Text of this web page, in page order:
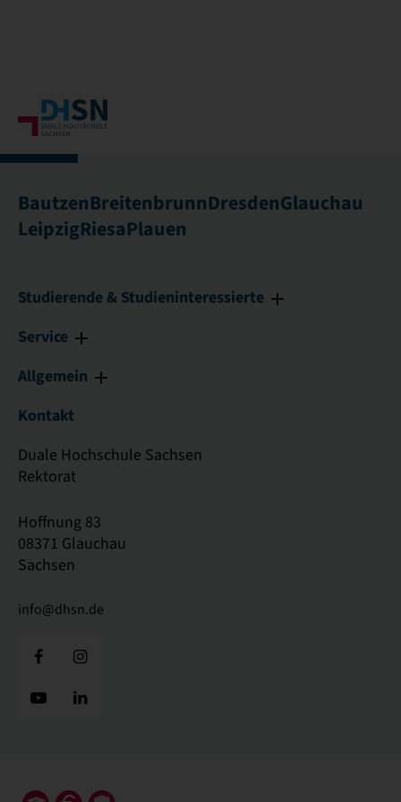
BautzenBreitenbrunnDresdenGlauchau
LeipzigRiesaPlauen
Studierende & Studieninteressierte
Service
Allgemein
Kontakt
Duale Hochschule Sachsen
Rektorat
Hoffnung 83
08371 Glauchau
Sachsen
info@dhsn.de